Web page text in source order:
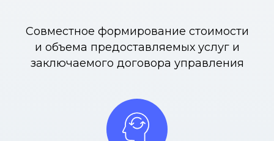
Совместное формирование стоимости
и объема предоставляемых услуг и
заключаемого договора управления